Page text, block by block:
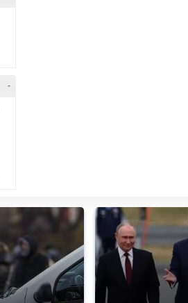
-